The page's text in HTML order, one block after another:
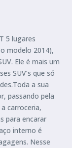
5 lugares
modelo 2014),
Ele é mais um
SUV’s que só
a sua
passando pela
carroceria,
para encarar
interno é
Nesse